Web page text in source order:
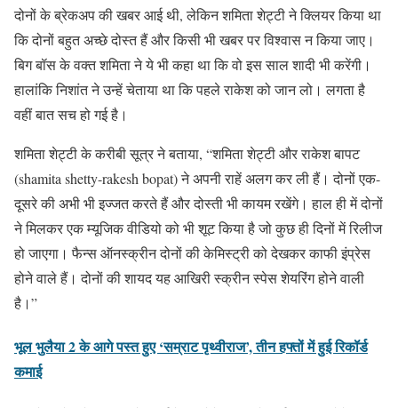
दोनों के ब्रेकअप की खबर आई थी, लेकिन शमिता शेट्टी ने क्लियर किया था
कि दोनों बहुत अच्छे दोस्त हैं और किसी भी खबर पर विश्वास न किया जाए।
बिग बॉस के वक्त शमिता ने ये भी कहा था कि वो इस साल शादी भी करेंगी।
हालांकि निशांत ने उन्हें चेताया था कि पहले राकेश को जान लो। लगता है
वहीं बात सच हो गई है।
शमिता शेट्टी के करीबी सूत्र ने बताया, “शमिता शेट्टी और राकेश बापट
(shamita shetty-rakesh bopat) ने अपनी राहें अलग कर ली हैं। दोनों एक-
दूसरे की अभी भी इज्जत करते हैं और दोस्ती भी कायम रखेंगे। हाल ही में दोनों
ने मिलकर एक म्यूजिक वीडियो को भी शूट किया है जो कुछ ही दिनों में रिलीज
हो जाएगा। फैन्स ऑनस्क्रीन दोनों की केमिस्ट्री को देखकर काफी इंप्रेस
होने वाले हैं। दोनों की शायद यह आखिरी स्क्रीन स्पेस शेयरिंग होने वाली
है।”
भूल भुलैया 2 के आगे पस्त हुए ‘सम्राट पृथ्वीराज’, तीन हफ्तों में हुई रिकॉर्ड
कमाई